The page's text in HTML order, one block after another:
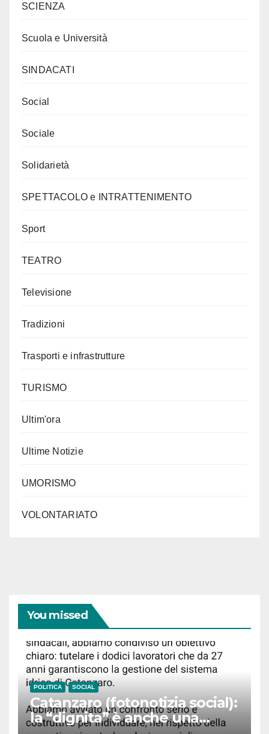
SCIENZA
Scuola e Università
SINDACATI
Social
Sociale
Solidarietà
SPETTACOLO e INTRATTENIMENTO
Sport
TEATRO
Televisione
Tradizioni
Trasporti e infrastrutture
TURISMO
Ultim'ora
Ultime Notizie
UMORISMO
VOLONTARIATO
You missed
POLITICA SOCIAL
Catanzaro (fotonotizia social):
la “dignita” è anche una